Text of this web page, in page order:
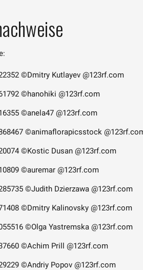
©Dmitry Kutlayev @123rf.com
©hanohiki @123rf.com
©anela47 @123rf.com
©animaflorapicsstock
©Kostic Dusan @123rf.com
©auremar @123rf.com
©Judith Dzierzawa @123rf.com
©Dmitry Kalinovsky @123rf.com
©Olga Yastremska @123rf.com
©Achim Prill @123rf.com
©Andriy Popov @123rf.com